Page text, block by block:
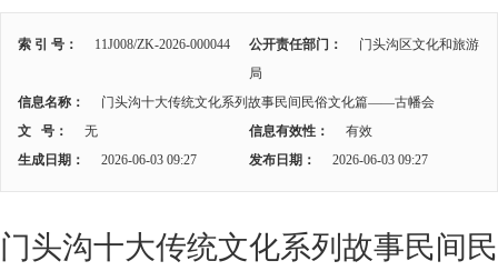
索 引 号： 11J008/ZK-2026-000044 公开责任部门：
门头沟区文化和旅游
局
信息名称：
门头沟十大传统文化系列故事民间民俗文化篇——古幡会
文 号：
无 信息有效性：
有效
生成日期：
2026-06-03 09:27 发布日期： 2026-06-03 09:27
门头沟十大传统文化系列故事民间民